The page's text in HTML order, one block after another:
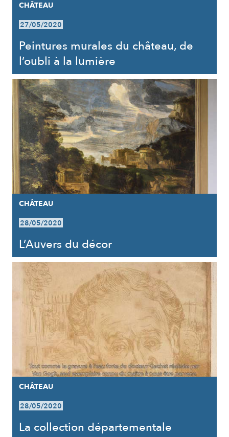
CHÂTEAU
27/05/2020
Peintures murales du château, de
l’oubli à la lumière
CHÂTEAU
28/05/2020
L’Auvers du décor
CHÂTEAU
28/05/2020
La collection départementale